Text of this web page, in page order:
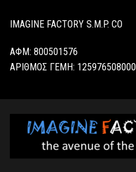
IMAGINE FACTORY S.M.P. CO
ΑΦΜ: 800501576
ΑΡΙΘΜΟΣ ΓΕΜΗ: 125976508000